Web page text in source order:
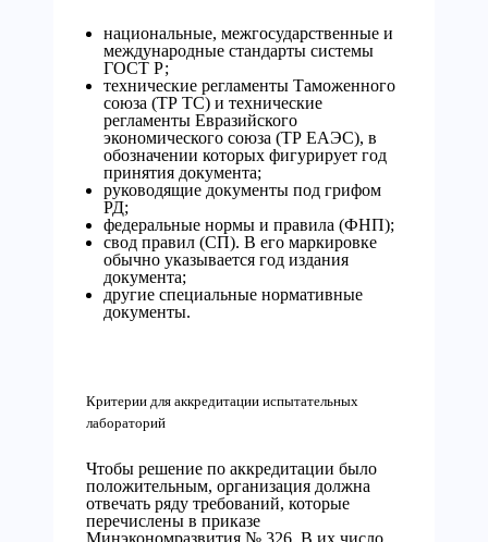
национальные, межгосударственные и
международные стандарты системы
ГОСТ Р;
технические регламенты Таможенного
союза (ТР ТС) и технические
регламенты Евразийского
экономического союза (ТР ЕАЭС), в
обозначении которых фигурирует год
принятия документа;
руководящие документы под грифом
РД;
федеральные нормы и правила (ФНП);
свод правил (СП). В его маркировке
обычно указывается год издания
документа;
другие специальные нормативные
документы.
Критерии для аккредитации испытательных
лабораторий
Чтобы решение по аккредитации было
положительным, организация должна
отвечать ряду требований, которые
перечислены в приказе
Минэкономразвития № 326. В их число